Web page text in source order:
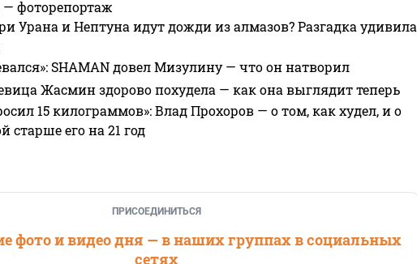
— фоторепортаж
Урана и Нептуна идут дожди из алмазов? Разгадка удивила
SHAMAN довел Мизулину — что он натворил
Жасмин здорово похудела — как она выглядит теперь
15 килограммов»: Влад Прохоров — о том, как худел, и о
старше его на 21 год
ПРИСОЕДИНИТЬСЯ
фото и видео дня — в наших группах в социальных
сетях